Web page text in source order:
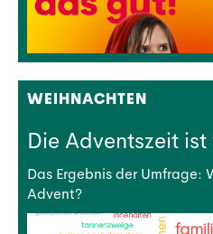
WEIHNACHTEN
Die Adventszeit
Das Ergebnis der Umfrage:
Advent?